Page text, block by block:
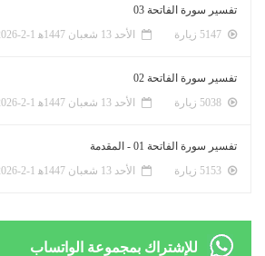
تفسير سورة الفاتحة 03
الأحد 13 شعبان 1447ﻫ 1-2-2026م
تفسير سورة الفاتحة 02
الأحد 13 شعبان 1447ﻫ 1-2-2026م
تفسير سورة الفاتحة 01 - المقدمة
الأحد 13 شعبان 1447ﻫ 1-2-2026م
للإشتراك بمجموعة الواتساب